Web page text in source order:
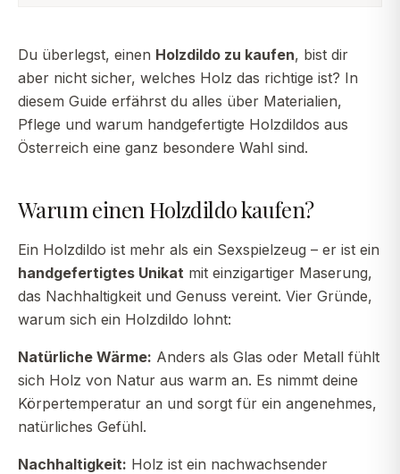
Du überlegst, einen Holzdildo zu kaufen, bist dir
aber nicht sicher, welches Holz das richtige ist? In
diesem Guide erfährst du alles über Materialien,
Pflege und warum handgefertigte Holzdildos aus
Österreich eine ganz besondere Wahl sind.
Warum einen Holzdildo kaufen?
Ein Holzdildo ist mehr als ein Sexspielzeug – er ist ein
handgefertigtes Unikat mit einzigartiger Maserung,
das Nachhaltigkeit und Genuss vereint. Vier Gründe,
warum sich ein Holzdildo lohnt:
Natürliche Wärme: Anders als Glas oder Metall fühlt
sich Holz von Natur aus warm an. Es nimmt deine
Körpertemperatur an und sorgt für ein angenehmes,
natürliches Gefühl.
Nachhaltigkeit: Holz ist ein nachwachsender